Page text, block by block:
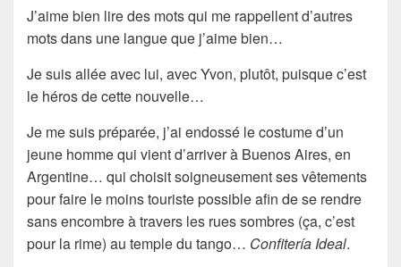
J’aime bien lire des mots qui me rappellent d’autres
mots dans une langue que j’aime bien…
Je suis allée avec lui, avecYvon, plutôt, puisque c’est
le héros de cette nouvelle…
Je me suis préparée, j’ai endossé le costume d’un
jeune homme qui vient d’arriver à Buenos Aires, en
Argentine… qui choisit soigneusement ses vêtements
pour faire le moinstouristepossible afin de se rendre
sans encombre à travers les rues sombres (ça, c’est
pour la rime) au temple du tango… Confitería Ideal.